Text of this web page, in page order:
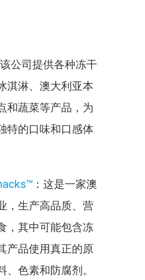
该公司提供各种冻干
淇淋、澳大利亚本
和蔬菜等产品，为
特的口味和口感体
：这是一家澳
，生产高品质、营
，其中可能包含冻
产品使用真正的原
、色素和防腐剂。